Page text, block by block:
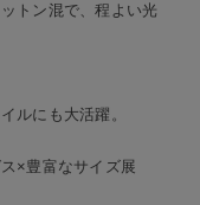
トン混で、程よい光
ルにも大活躍。
×豊富なサイズ展